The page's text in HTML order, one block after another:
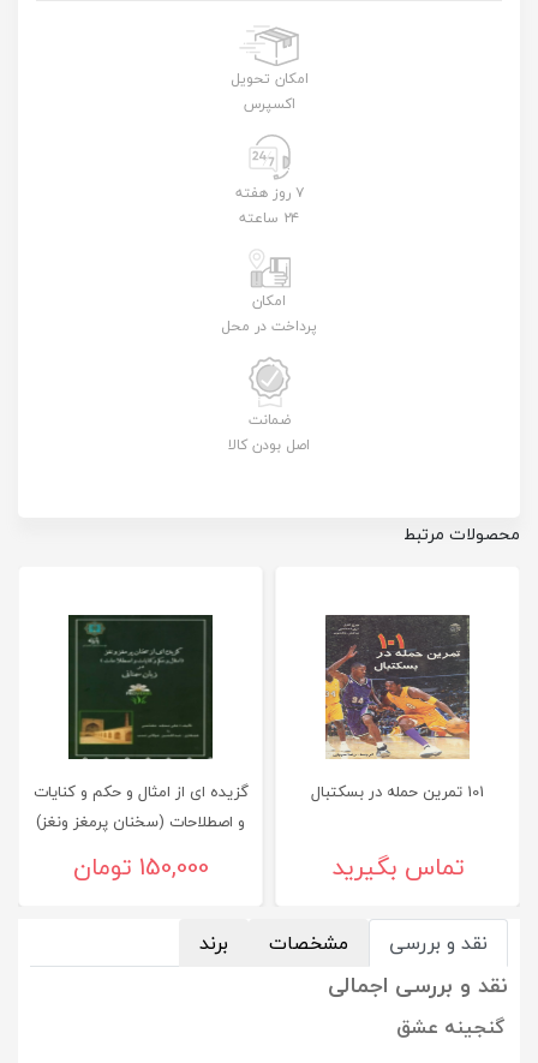
امکان تحویل
اکسپرس
۷ روز هفته
۲۴ ساعته
امکان
پرداخت در محل
ضمانت
اصل بودن کالا
محصولات مرتبط
101 تمرین حمله در بسکتبال
تماس بگیرید
گزیده ای از امثال و حکم و کنایات
و اصطلاحات (سخنان پرمغز ونغز)
در زبان سمنانی150,000 تومان
نقد و بررسی مشخصات برند
نقد و بررسی اجمالی
گنجینه عشق